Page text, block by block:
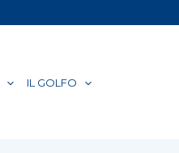
IL GOLFO